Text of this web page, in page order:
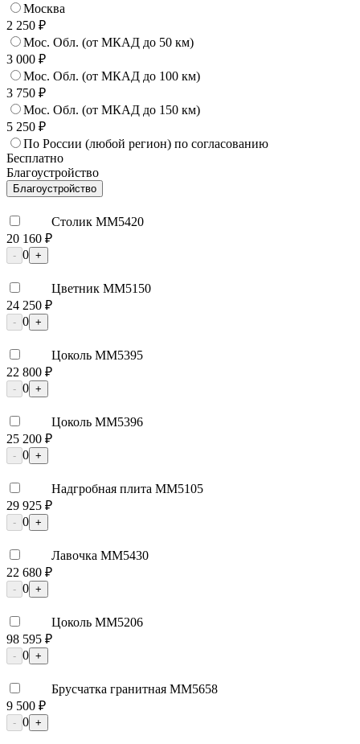
Москва
2 250 ₽
Мос. Обл. (от МКАД до 50 км)
3 000 ₽
Мос. Обл. (от МКАД до 100 км)
3 750 ₽
Мос. Обл. (от МКАД до 150 км)
5 250 ₽
По России (любой регион) по согласованию
Бесплатно
Благоустройство
Благоустройство
Столик ММ5420
20 160 ₽
- 0 +
Цветник ММ5150
24 250 ₽
- 0 +
Цоколь ММ5395
22 800 ₽
- 0 +
Цоколь ММ5396
25 200 ₽
- 0 +
Надгробная плита ММ5105
29 925 ₽
- 0 +
Лавочка ММ5430
22 680 ₽
- 0 +
Цоколь ММ5206
98 595 ₽
- 0 +
Брусчатка гранитная ММ5658
9 500 ₽
- 0 +